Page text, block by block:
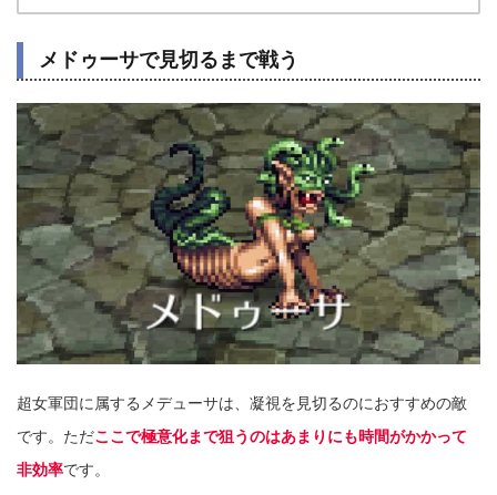
メドゥーサで見切るまで戦う
超女軍団に属するメデューサは、凝視を見切るのにおすすめの敵
です。ただここで極意化まで狙うのはあまりにも時間がかかって
非効率です。